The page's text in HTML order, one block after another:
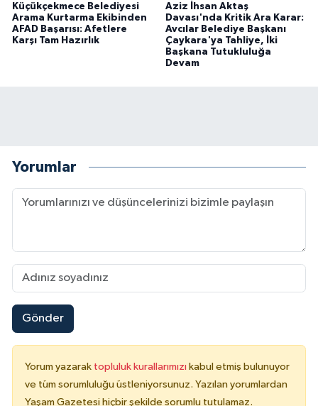
Küçükçekmece Belediyesi
Arama Kurtarma Ekibinden
AFAD Başarısı: Afetlere
Karşı Tam Hazırlık
Aziz İhsan Aktaş
Davası'nda Kritik Ara Karar:
Avcılar Belediye Başkanı
Çaykara'ya Tahliye, İki
Başkana Tutukluluğa
Devam
Yorumlar
Gönder
Yorum yazarak topluluk kurallarımızı kabul etmiş bulunuyor
ve tüm sorumluluğu üstleniyorsunuz. Yazılan yorumlardan
Yaşam Gazetesi hiçbir şekilde sorumlu tutulamaz.